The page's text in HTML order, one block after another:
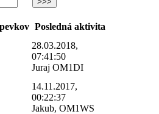
Posledná aktivita
28.03.2018,
07:41:50
Juraj OM1DI
14.11.2017,
00:22:37
Jakub, OM1WS